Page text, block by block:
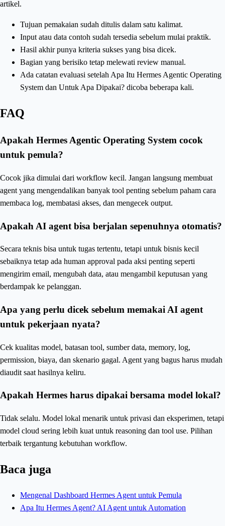
artikel.
Tujuan pemakaian sudah ditulis dalam satu kalimat.
Input atau data contoh sudah tersedia sebelum mulai praktik.
Hasil akhir punya kriteria sukses yang bisa dicek.
Bagian yang berisiko tetap melewati review manual.
Ada catatan evaluasi setelah Apa Itu Hermes Agentic Operating
System dan Untuk Apa Dipakai? dicoba beberapa kali.
FAQ
Apakah Hermes Agentic Operating System cocok
untuk pemula?
Cocok jika dimulai dari workflow kecil. Jangan langsung membuat
agent yang mengendalikan banyak tool penting sebelum paham cara
membaca log, membatasi akses, dan mengecek output.
Apakah AI agent bisa berjalan sepenuhnya otomatis?
Secara teknis bisa untuk tugas tertentu, tetapi untuk bisnis kecil
sebaiknya tetap ada human approval pada aksi penting seperti
mengirim email, mengubah data, atau mengambil keputusan yang
berdampak ke pelanggan.
Apa yang perlu dicek sebelum memakai AI agent
untuk pekerjaan nyata?
Cek kualitas model, batasan tool, sumber data, memory, log,
permission, biaya, dan skenario gagal. Agent yang bagus harus mudah
diaudit saat hasilnya keliru.
Apakah Hermes harus dipakai bersama model lokal?
Tidak selalu. Model lokal menarik untuk privasi dan eksperimen, tetapi
model cloud sering lebih kuat untuk reasoning dan tool use. Pilihan
terbaik tergantung kebutuhan workflow.
Baca juga
Mengenal Dashboard Hermes Agent untuk Pemula
Apa Itu Hermes Agent? AI Agent untuk Automation